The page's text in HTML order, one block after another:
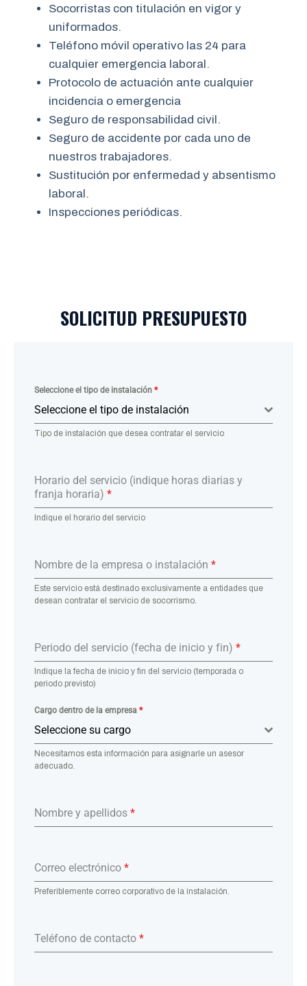
Socorristas con titulación en vigor y
uniformados.
Teléfono móvil operativo las 24 para
cualquier emergencia laboral.
Protocolo de actuación ante cualquier
incidencia o emergencia
Seguro de responsabilidad civil.
Seguro de accidente por cada uno de
nuestros trabajadores.
Sustitución por enfermedad y absentismo
laboral.
Inspecciones periódicas.
SOLICITUD PRESUPUESTO
Seleccione el tipo de instalación *
Seleccione el tipo de instalación
Tipo de instalación que desea contratar el servicio
Horario del servicio (indique horas diarias y
franja horaria) *
Indique el horario del servicio
Nombre de la empresa o instalación *
Este servicio está destinado exclusivamente a entidades que
desean contratar el servicio de socorrismo.
Periodo del servicio (fecha de inicio y fin) *
Indique la fecha de inicio y fin del servicio (temporada o
periodo previsto)
Cargo dentro de la empresa *
Seleccione su cargo
Necesitamos esta información para asignarle un asesor
adecuado.
Nombre y apellidos *
Correo electrónico *
Preferiblemente correo corporativo de la instalación.
Teléfono de contacto *